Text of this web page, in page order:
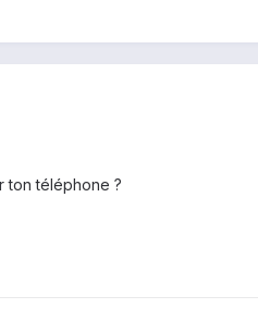
ton téléphone ?